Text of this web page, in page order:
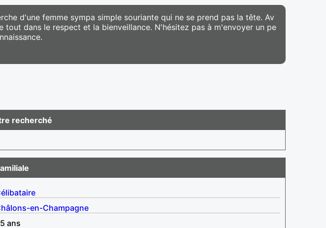
d'une femme sympa simple souriante qui ne se prend pas la tête. Av
tout dans le respect et la bienveillance. N'hésitez pas à m'envoyer un pe
recherché
en-Champagne
ans